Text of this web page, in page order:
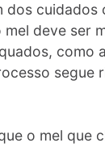
dos cuidados
deve ser
como
segue
o mel que